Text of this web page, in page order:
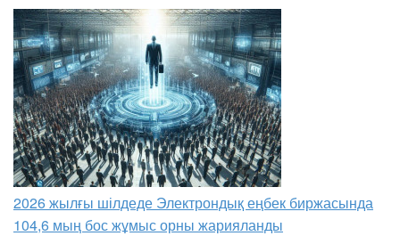
2026 жылғы шілдеде Электрондық еңбек биржасында
104,6 мың бос жұмыс орны жарияланды